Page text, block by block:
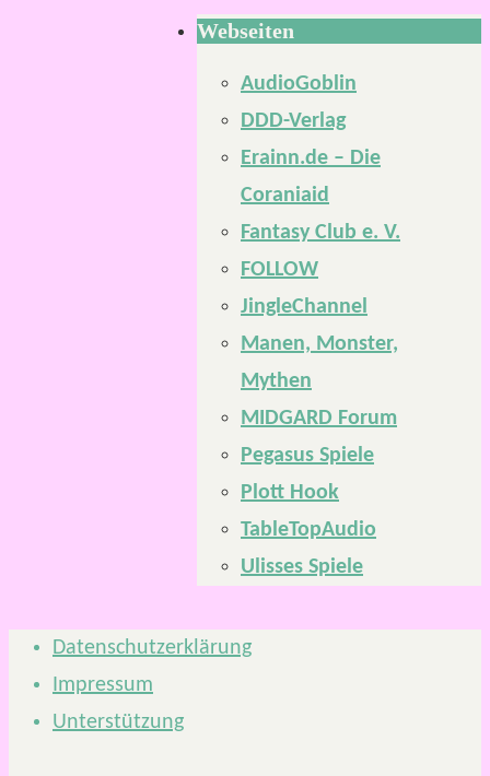
Webseiten
AudioGoblin
DDD-Verlag
Erainn.de – Die
Coraniaid
Fantasy Club e. V.
FOLLOW
JingleChannel
Manen, Monster,
Mythen
MIDGARD Forum
Pegasus Spiele
Plott Hook
TableTopAudio
Ulisses Spiele
Datenschutzerklärung
Impressum
Unterstützung